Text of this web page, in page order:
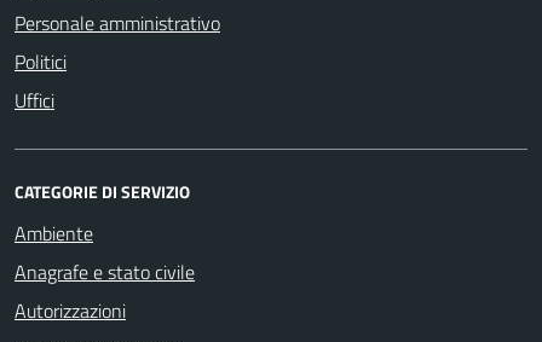
Personale amministrativo
Politici
Uffici
CATEGORIE DI SERVIZIO
Ambiente
Anagrafe e stato civile
Autorizzazioni